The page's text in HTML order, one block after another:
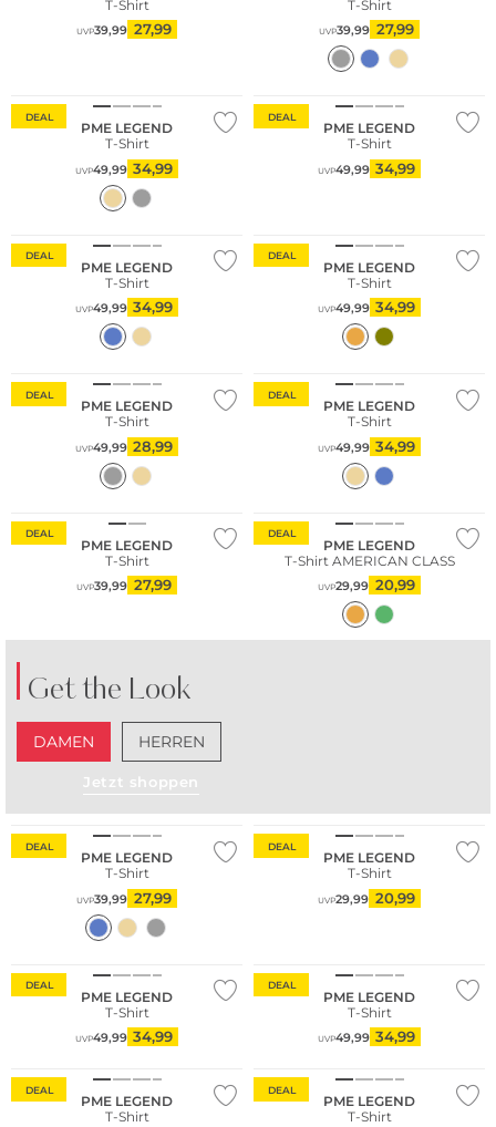
T-Shirt
UVP39,99 27,99
T-Shirt
UVP39,99 27,99
DEAL
PME LEGEND
T-Shirt
UVP49,99 34,99
DEAL
PME LEGEND
T-Shirt
UVP49,99 34,99
DEAL
PME LEGEND
T-Shirt
UVP49,99 34,99
DEAL
PME LEGEND
T-Shirt
UVP49,99 34,99
DEAL
PME LEGEND
T-Shirt
UVP49,99 28,99
DEAL
PME LEGEND
T-Shirt
UVP49,99 34,99
DEAL
PME LEGEND
T-Shirt
UVP39,99 27,99
DEAL
PME LEGEND
T-Shirt AMERICAN CLASS
UVP29,99 20,99
Get the Look
DAMEN HERREN
Jetzt shoppen
DEAL
PME LEGEND
T-Shirt
UVP39,99 27,99
DEAL
PME LEGEND
T-Shirt
UVP29,99 20,99
DEAL
PME LEGEND
T-Shirt
UVP49,99 34,99
DEAL
PME LEGEND
T-Shirt
UVP49,99 34,99
DEAL
PME LEGEND
T-Shirt
DEAL
PME LEGEND
T-Shirt